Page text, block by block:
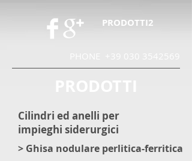
PRODOTTI2
Cilindri ed anelli per
impieghi siderurgici
> Ghisa nodulare perlitica-ferritica